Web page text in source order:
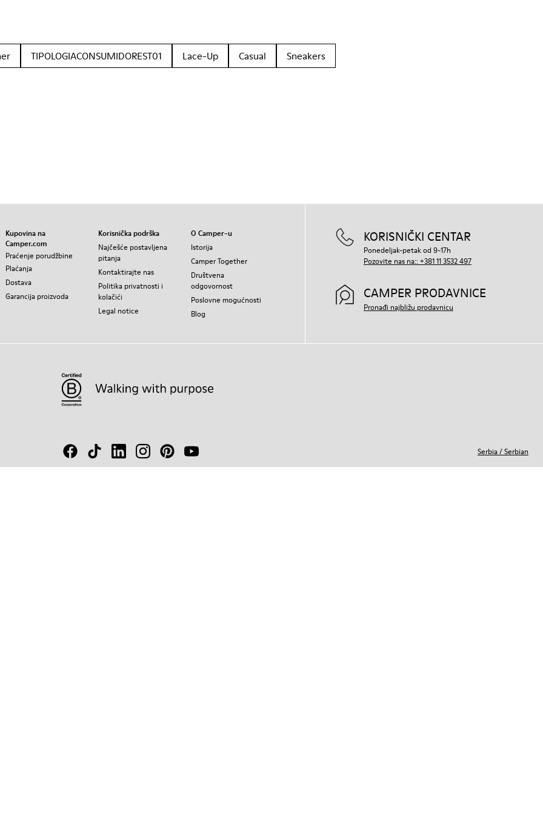
TIPOLOGIACONSUMIDOREST01 Lace-Up Casual
Sneakers
Kupovina na
Camper.com
Praćenje porudžbine
Plaćanja
Dostava
Garancija proizvoda
Korisnička podrška
Najčešće postavljena
pitanja
Kontaktirajte nas
Politika privatnosti i
kolačići
Legal notice
O Camper-u
Istorija
Camper Together
Društvena
odgovornost
Poslovne mogućnosti
Blog
KORISNIČKI CENTAR
Ponedeljak-petak od 9-17h
Pozovite nas na:: +381 11 3532 497
CAMPER PRODAVNICE
Pronađi najbližu prodavnicu
Serbia/Serbian